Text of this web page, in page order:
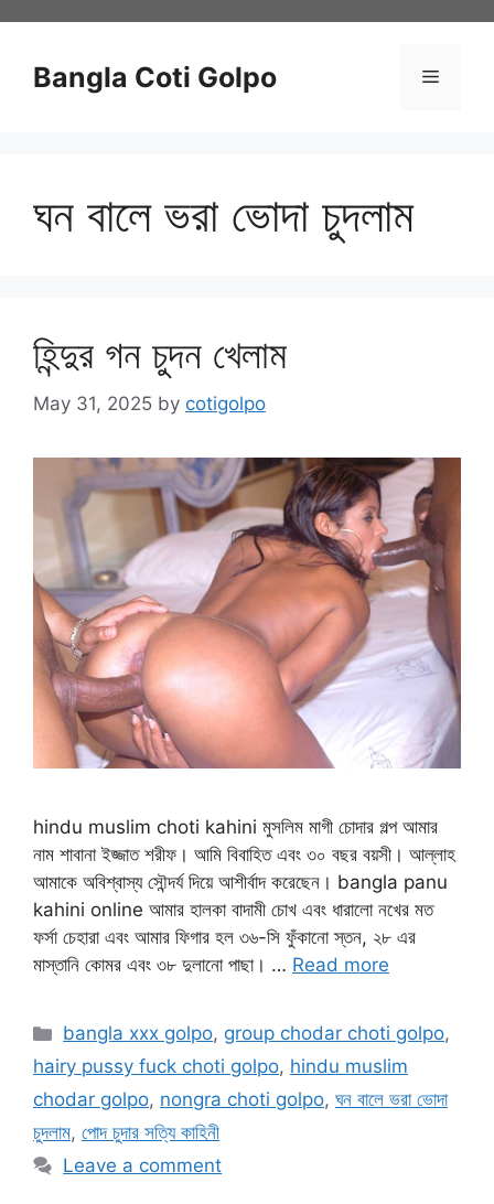
contentBangla Coti Golpo Menu
ঘন বালে ভরা ভোদা চুদলাম
হিন্দুর গন চুদন খেলাম
May 31, 2025 by cotigolpo
hindu muslim choti kahini মুসলিম মাগী চোদার গল্প আমার
নাম শাবানা ইজ্জাত শরীফ। আমি বিবাহিত এবং ৩০ বছর বয়সী। আল্লাহ
আমাকে অবিশ্বাস্য সৌন্দর্য দিয়ে আশীর্বাদ করেছেন। bangla panu
kahini online আমার হালকা বাদামী চোখ এবং ধারালো নখের মত
ফর্সা চেহারা এবং আমার ফিগার হল ৩৬-সি ফুঁকানো স্তন, ২৮ এর
মাস্তানি কোমর এবং ৩৮ দুলানো পাছা। … Read more
Categories
bangla xxx golpo, group chodar choti golpo,
hairy pussy fuck choti golpo, hindu muslim
chodar golpo, nongra choti golpo, ঘন বালে ভরা ভোদা
চুদলাম, পোদ চুদার সত্যি কাহিনী
Leave a comment